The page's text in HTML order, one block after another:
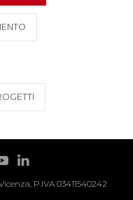
P.IVA 03411540242